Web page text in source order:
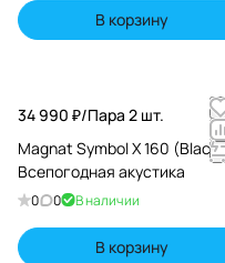
В корзину
34 990 ₽/Пара 2 шт.
Magnat Symbol X 160 (Black)
Всепогодная акустика
0 0 В наличии
В корзину